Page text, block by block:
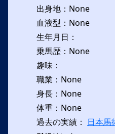
出身地：None
血液型：None
生年月日：
乗馬歴：None
趣味：
職業：None
身長：None
体重：None
過去の実績： 日本馬